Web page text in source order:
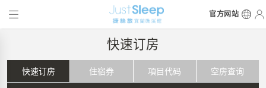
官方网站
快速订房
快速订房 住宿券 項目代码 空房查询